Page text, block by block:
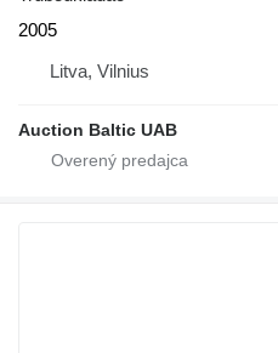
2005
Litva, Vilnius
Auction Baltic UAB